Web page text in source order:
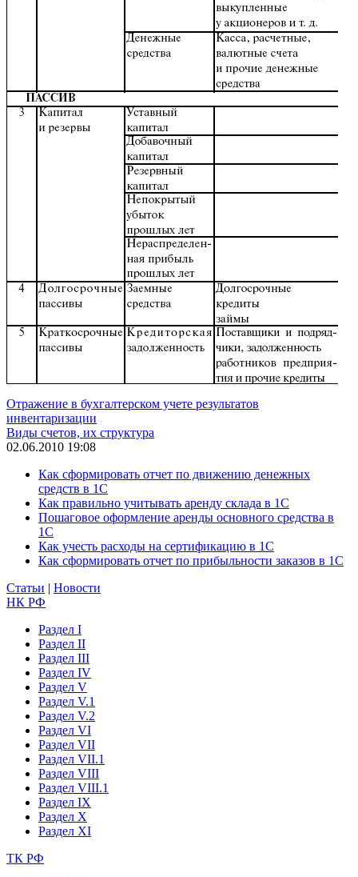
Отражение в бухгалтерском учете результатов
инвентаризации
Виды счетов, их структура
02.06.2010 19:08
Как сформировать отчет по движению денежных
средств в 1С
Как правильно учитывать аренду склада в 1С
Пошаговое оформление аренды основного средства в
1С
Как учесть расходы на сертификацию в 1С
Как сформировать отчет по прибыльности заказов в 1С
Статьи | Новости
НК РФ
Раздел I
Раздел II
Раздел III
Раздел IV
Раздел V
Раздел V.1
Раздел V.2
Раздел VI
Раздел VII
Раздел VII.1
Раздел VIII
Раздел VIII.1
Раздел IX
Раздел X
Раздел XI
ТК РФ